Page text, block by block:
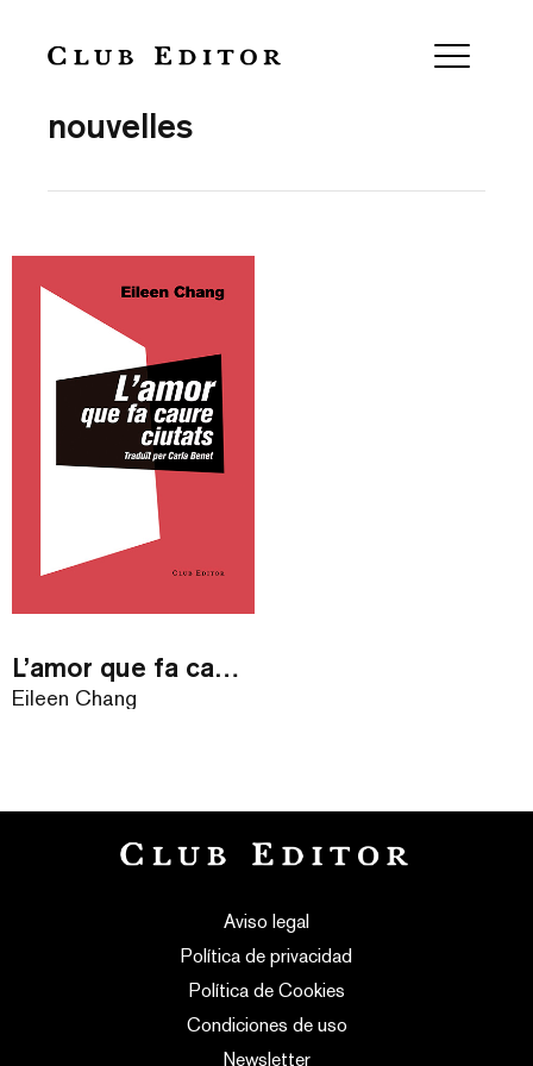
nouvelles
L’amor que fa caure ciutats
Eileen Chang
Aviso legal
Política de privacidad
Política de Cookies
Condiciones de uso
Newsletter